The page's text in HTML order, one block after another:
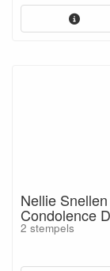
Nellie
Condolence
2 stempels